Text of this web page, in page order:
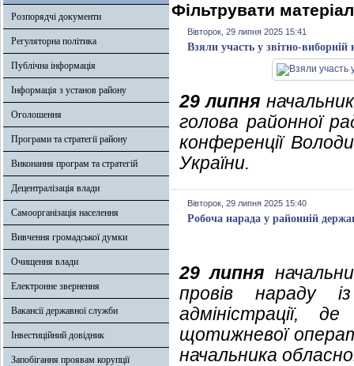
Розпорядчі документи
Регуляторна політика
Публічна інформація
Інформація з установ району
Оголошення
Програми та стратегії району
Виконання програм та стратегій
Децентралізація влади
Самоорганізація населення
Вивчення громадської думки
Очищення влади
Електронне звернення
Вакансії державної служби
Інвестиційний довідник
Запобігання проявам корупції
Фільтрувати
Вівторок, 29 липня 2025 15:41
Взяли участь у звітно-виборній
29 липня
голова районної
конференції
України.
Вівторок, 29 липня 2025 15:40
Робоча нарада у районній
29 липня
провів нараду
адміністрації,
щотижневої
начальника